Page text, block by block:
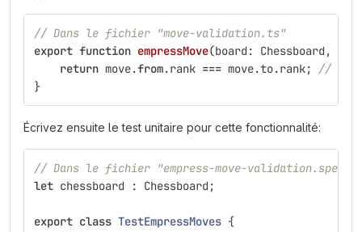
// Dans le fichier "move-validation.ts"
export function empressMove(board : Chessboard ,
return move.from.rank === move.to.rank;
// Si
}
Écrivez ensuite le test unitaire pour cette fonctionnalité:
// Dans le fichier "empress-move-
let chessboard : Chessboard ;
export class TestEmpressMoves {